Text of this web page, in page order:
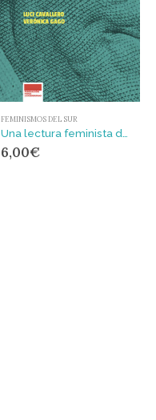
FEMINISMOS DEL SUR
Una lectura feminista de la deuda
6,00€